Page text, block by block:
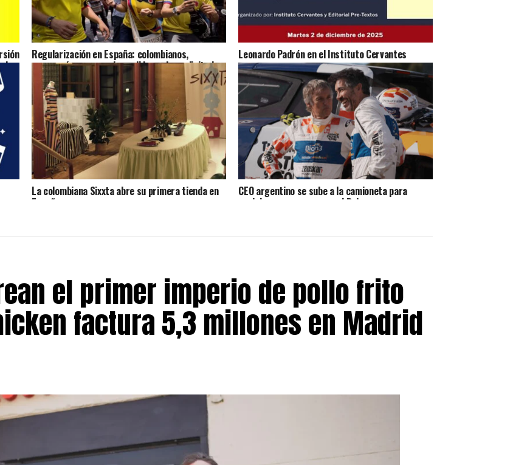
Regularización en España: colombianos,
marroquíes y venezolanos lideran las solicitudes
presentadas
Leonardo Padrón en el Instituto Cervantes
La colombiana Sixxta abre su primera tienda en
España
CEO argentino se sube a la camioneta para
posicionar una marca en el Dakar
el primer imperio de pollo frito
factura 5,3 millones en Madrid